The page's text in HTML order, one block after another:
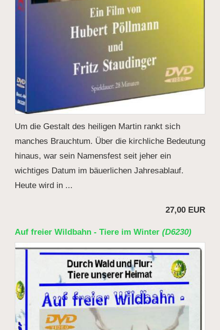
Um die Gestalt des heiligen Martin rankt sich
manches Brauchtum. Über die kirchliche Bedeutung
hinaus, war sein Namensfest seit jeher ein
wichtiges Datum im bäuerlichen Jahresablauf.
Heute wird in ...
27,00 EUR
Auf freier Wildbahn - Tiere im Winter (D6230)